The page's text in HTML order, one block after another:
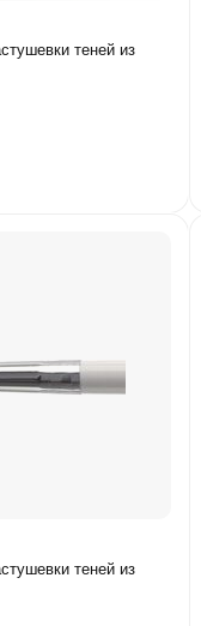
теней из
теней из